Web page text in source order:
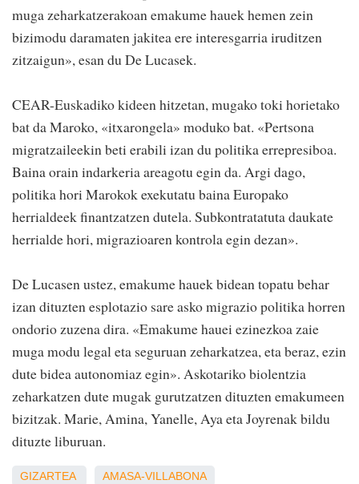
muga zeharkatzerakoan emakume hauek hemen zein
bizimodu daramaten jakitea ere interesgarria iruditzen
zitzaigun», esan du De Lucasek.
CEAR-Euskadiko kideen hitzetan, mugako toki horietako
bat da Maroko, «itxarongela» moduko bat. «Pertsona
migratzaileekin beti erabili izan du politika errepresiboa.
Baina orain indarkeria areagotu egin da. Argi dago,
politika hori Marokok exekutatu baina Europako
herrialdeek finantzatzen dutela. Subkontratatuta daukate
herrialde hori, migrazioaren kontrola egin dezan».
De Lucasen ustez, emakume hauek bidean topatu behar
izan dituzten esplotazio sare asko migrazio politika horren
ondorio zuzena dira. «Emakume hauei ezinezkoa zaie
muga modu legal eta seguruan zeharkatzea, eta beraz, ezin
dute bidea autonomiaz egin». Askotariko biolentzia
zeharkatzen dute mugak gurutzatzen dituzten emakumeen
bizitzak. Marie, Amina, Yanelle, Aya eta Joyrenak bildu
dituzte liburuan.
GIZARTEA AMASA-VILLABONA